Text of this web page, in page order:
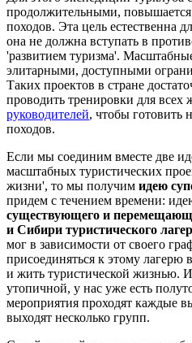
продолжительными, повышается
походов. Эта цель естественна
она не должна вступать в
'развитием туризма'.
элитарными, доступными
Таких проектов в стране
проводить тренировки для
руководителей, чтобы готовить
походов.
Если мы соединим вместе две
масштабных туристических
жизни', то мы получим идею
придем с течением времени:
существующего и
и Сибири туристического
мог в зависимости от своего
присоединяться к этому
и жить туристической жизнью. И
утопичной, у нас уже есть
мероприятия проходят каждые
выходят несколько групп.